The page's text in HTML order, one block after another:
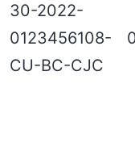
30-2022-
0123456108-
CU-BC-CJC